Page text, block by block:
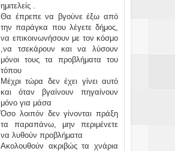
ημιτελείς .
Θα έπρεπε να βγούνε έξω από
την παράγκα που λέγετε δήμος,
να επικοινωνήσουν με τον κόσμο
,να τσεκάρουν και να λύσουν
μόνοι τους τα προβλήματα του
τόπου
Μέχρι τώρα δεν έχει γίνει αυτό
και όταν βγαίνουν πηγαίνουν
μόνο για μάσα
Όσο λοιπόν δεν γίνονται πράξη
τα παραπάνω, μην περιμένετε
να λυθούν προβλήματα
Ακολουθούν ακριβώς τα χνάρια